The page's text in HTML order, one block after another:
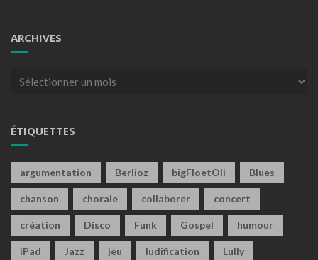
ARCHIVES
Archives
ÉTIQUETTES
argumentation Berlioz bigFloetOli Blues
chanson chorale collaborer concert
création Disco Funk Gospel humour
iPad Jazz jeu ludification Lully